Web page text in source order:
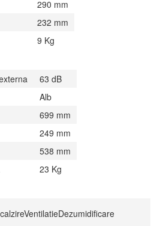
290 mm
232 mm
9 Kg
63 dB
Alb
699 mm
249 mm
538 mm
23 Kg